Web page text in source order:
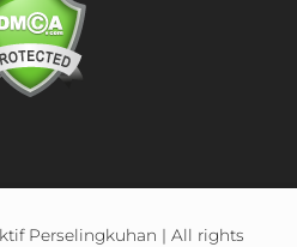
Perselingkuhan | All rights